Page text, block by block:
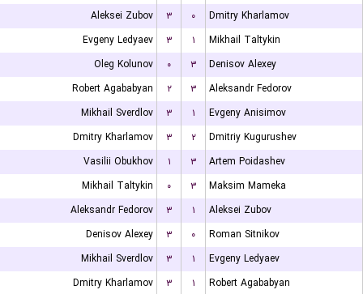
Aleksei Zubov
۳ ۰
Dmitry Kharlamov
Evgeny Ledyaev
۳ ۱
Mikhail Taltykin
Oleg Kolunov
۰ ۳
Denisov Alexey
Robert Agababyan
۲ ۳
Aleksandr Fedorov
Mikhail Sverdlov
۳ ۱
Evgeny Anisimov
Dmitry Kharlamov
۳ ۲
Dmitriy Kugurushev
Vasilii Obukhov
۱ ۳
Artem Poidashev
Mikhail Taltykin
۰ ۳
Maksim Mameka
Aleksandr Fedorov
۳ ۱
Aleksei Zubov
Denisov Alexey
۳ ۰
Roman Sitnikov
Mikhail Sverdlov
۳ ۱
Evgeny Ledyaev
Dmitry Kharlamov
۳ ۱
Robert Agababyan